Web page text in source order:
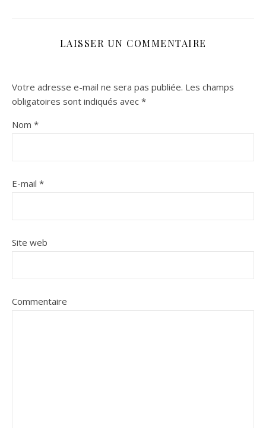
LAISSER UN COMMENTAIRE
Votre adresse e-mail ne sera pas publiée. Les champs
obligatoires sont indiqués avec *
Nom *
E-mail *
Site web
Commentaire